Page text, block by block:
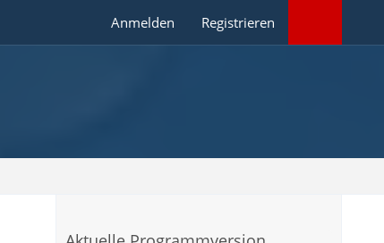
Anmelden Registrieren